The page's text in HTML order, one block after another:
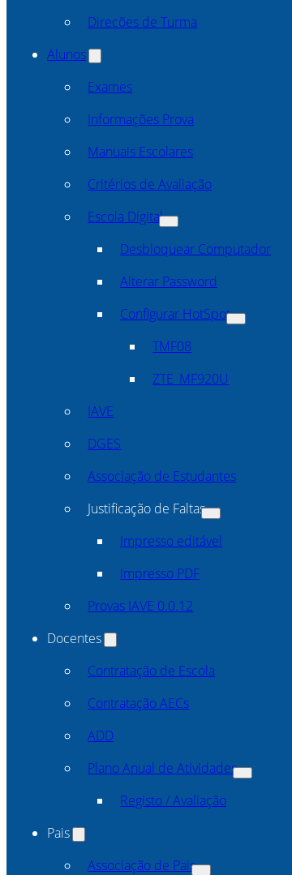
Direcões de Turma
Alunos
Exames
Informações Prova
Manuais Escolares
Critérios de Avaliação
Escola Digital
Desbloquear Computador
Alterar Password
Configurar HotSpot
TMF08
ZTE_MF920U
IAVE
DGES
Associação de Estudantes
Justificação de Faltas
Impresso editável
Impresso PDF
Provas IAVE 0.0.12
Docentes
Contratação de Escola
Contratação AECs
ADD
Plano Anual de Atividades
Registo / Avaliação
Pais
Associação de Pais